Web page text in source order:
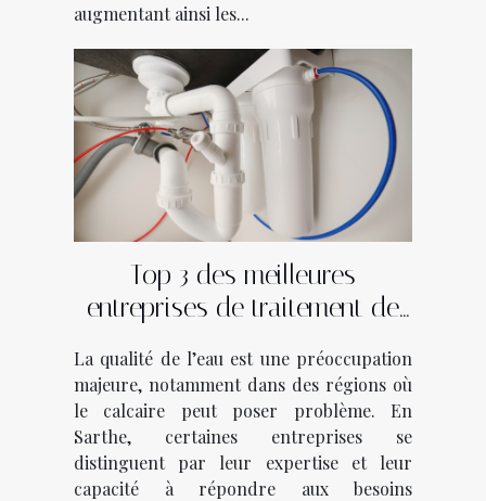
augmentant ainsi les...
Top 3 des meilleures
entreprises de traitement de
La qualité de l’eau est une préoccupation
majeure, notamment dans des régions où
le calcaire peut poser problème. En
Sarthe, certaines entreprises se
distinguent par leur expertise et leur
capacité à répondre aux besoins